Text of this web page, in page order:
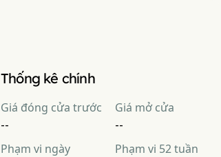
Thống kê chính
Giá đóng cửa trước
--
Giá mở cửa
--
Phạm vi ngày Phạm vi 52 tuần